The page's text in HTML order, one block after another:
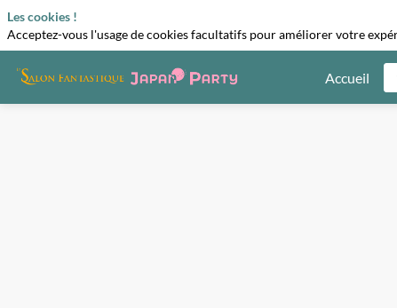
Accueil
Les cookies !
Acceptez-vous l'usage de cookies facultatifs pour améliorer votre